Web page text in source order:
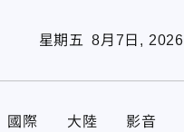
星期五 8月7日, 2026
國際 大陸 影音